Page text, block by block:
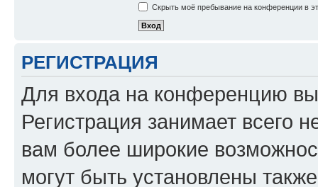
Скрыть моё пребывание на конференции в
РЕГИСТРАЦИЯ
Для входа на конференцию
Регистрация занимает всего
вам более широкие
могут быть установлены